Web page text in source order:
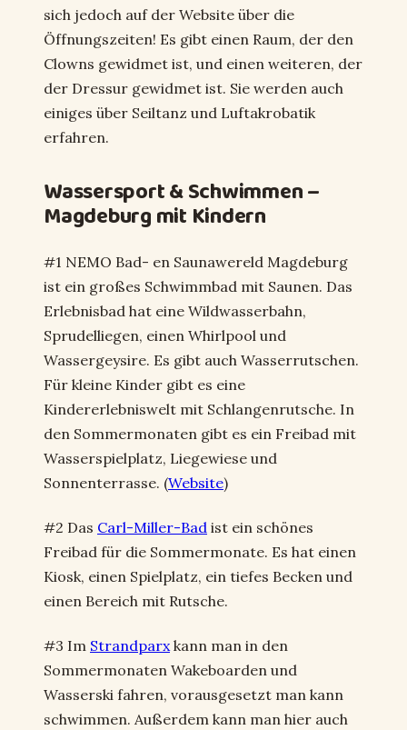
sich jedoch auf der Website über die
Öffnungszeiten! Es gibt einen Raum, der den
Clowns gewidmet ist, und einen weiteren, der
der Dressur gewidmet ist. Sie werden auch
einiges über Seiltanz und Luftakrobatik
erfahren.
Wassersport & Schwimmen –
Magdeburg mit Kindern
#1 NEMO Bad- en Saunawereld Magdeburg
ist ein großes Schwimmbad mit Saunen. Das
Erlebnisbad hat eine Wildwasserbahn,
Sprudelliegen, einen Whirlpool und
Wassergeysire. Es gibt auch Wasserrutschen.
Für kleine Kinder gibt es eine
Kindererlebniswelt mit Schlangenrutsche. In
den Sommermonaten gibt es ein Freibad mit
Wasserspielplatz, Liegewiese und
Sonnenterrasse. (Website)
#2 Das Carl-Miller-Bad ist ein schönes
Freibad für die Sommermonate. Es hat einen
Kiosk, einen Spielplatz, ein tiefes Becken und
einen Bereich mit Rutsche.
#3 Im Strandparxkann man in den
Sommermonaten Wakeboarden und
Wasserski fahren, vorausgesetzt man kann
schwimmen. Außerdem kann man hier auch